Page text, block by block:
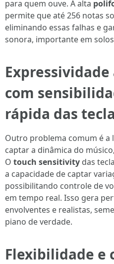
para quem ouve. A alta
permite que até 256 notas
eliminando essas falhas e
sonora, importante em
com
rápida das
Outro problema comum é a
captar a dinâmica do
O touch sensitivity das
a capacidade de captar
possibilitando controle de
em tempo real. Isso gera
envolventes e realistas,
piano de verdade.
Flexibilidade e